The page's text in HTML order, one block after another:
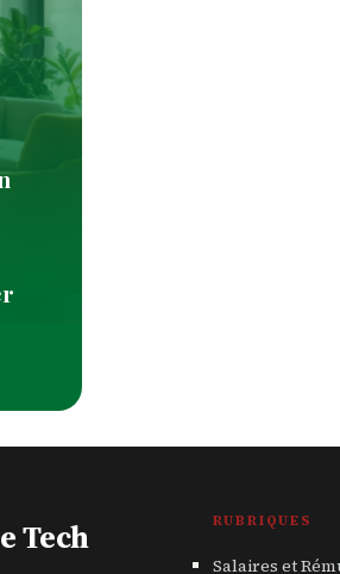
Tech RUBRIQUES
Salaires et